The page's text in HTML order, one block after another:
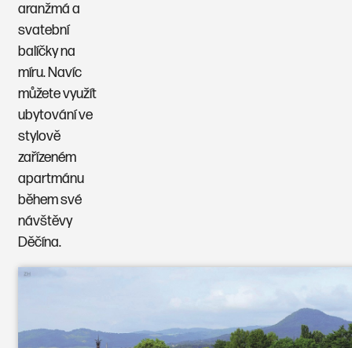
aranžmá a
svatební
balíčky na
míru. Navíc
můžete využít
ubytování ve
stylově
zařízeném
apartmánu
během své
návštěvy
Děčína.